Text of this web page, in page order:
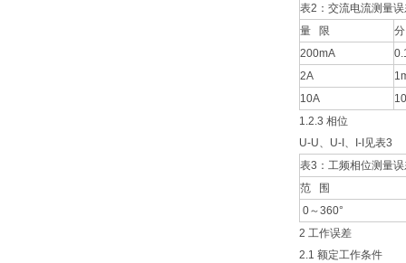
表2：交流电流测量
量 限
200mA
2A
10A
1.2.3 相位
U-U、U-I、I-I见表3
表3：工频相位测量
范 围
0～360°
2 工作误差
2.1 额定工作条件